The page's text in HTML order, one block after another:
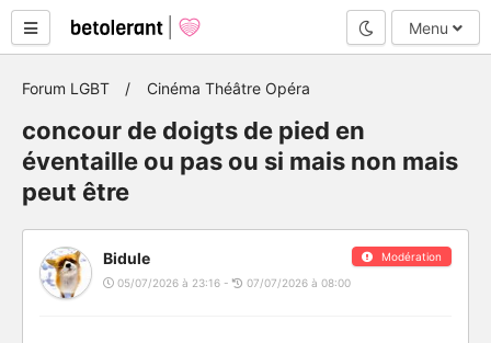
Mode nuit
Menu
Forum LGBT Cinéma Théâtre Opéra
concour de doigts de pied en
éventaille ou pas ou si mais non mais
peut être
Modération
Bidule
05/07/2026 à 23:16 - 07/07/2026 à 08:00